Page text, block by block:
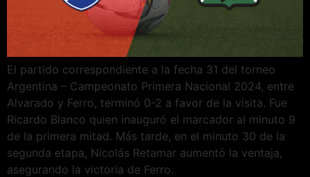
El partido correspondiente a la fecha 31 del torneo
Argentina – Campeonato Primera Nacional 2024, entre
Alvarado y Ferro, terminó 0-2 a favor de la visita. Fue
Ricardo Blanco quien inauguró el marcador al minuto 9
de la primera mitad. Más tarde, en el minuto 30 de la
segunda etapa, Nicolás Retamar aumentó la ventaja,
asegurando la victoria de Ferro.